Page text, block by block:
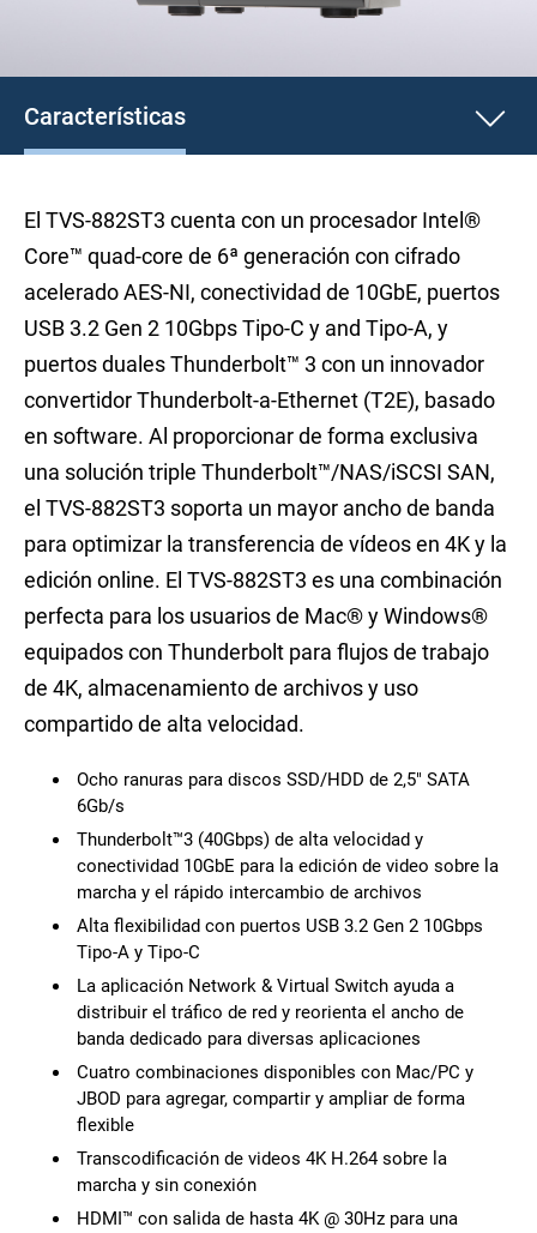
Características
El TVS-882ST3 cuenta con un procesador Intel®
Core™ quad-core de 6ª generación con cifrado
acelerado AES-NI, conectividad de 10GbE, puertos
USB 3.2 Gen 2 10Gbps Tipo-C y and Tipo-A, y
puertos duales Thunderbolt™ 3 con un innovador
convertidor Thunderbolt-a-Ethernet (T2E), basado
en software. Al proporcionar de forma exclusiva
una solución triple Thunderbolt™/NAS/iSCSI SAN,
el TVS-882ST3 soporta un mayor ancho de banda
para optimizar la transferencia de vídeos en 4K y la
edición online. El TVS-882ST3 es una combinación
perfecta para los usuarios de Mac® y Windows®
equipados con Thunderbolt para flujos de trabajo
de 4K, almacenamiento de archivos y uso
compartido de alta velocidad.
Ocho ranuras para discos SSD/HDD de 2,5" SATA
6Gb/s
Thunderbolt™3 (40Gbps) de alta velocidad y
conectividad 10GbE para la edición de video sobre la
marcha y el rápido intercambio de archivos
Alta flexibilidad con puertos USB 3.2 Gen 2 10Gbps
Tipo-A y Tipo-C
La aplicación Network & Virtual Switch ayuda a
distribuir el tráfico de red y reorienta el ancho de
banda dedicado para diversas aplicaciones
Cuatro combinaciones disponibles con Mac/PC y
JBOD para agregar, compartir y ampliar de forma
flexible
Transcodificación de videos 4K H.264 sobre la
marcha y sin conexión
HDMI™ con salida de hasta 4K @ 30Hz para una